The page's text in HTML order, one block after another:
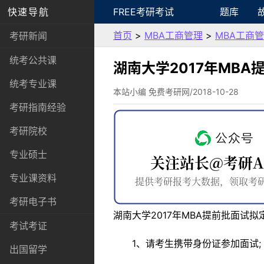
快速导航
考研新闻
统考公共课
统考专业课
考研指南经验
考研院校
专业硕士
专业课资料
考研电子书
考试考证
出国留学
FREE考研考试 题库
首页 > MBA工商管理 > MBA工商
湖南大学2017年MBA
本站小编 免费考研网/2018-10-28
湖南大学2017年MBA提前批面试
1、请考生携带身份证参加面试;